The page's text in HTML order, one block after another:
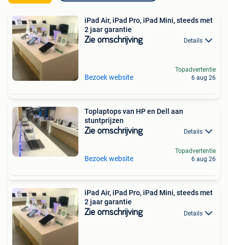
iPad Air, iPad Pro, iPad Mini, steeds met
2 jaar garantie
Zie omschrijving Details
Bezoek website
Topadvertentie
6 aug 26
Toplaptops van HP en Dell aan
stuntprijzen
Zie omschrijving Details
Bezoek website
Topadvertentie
6 aug 26
iPad Air, iPad Pro, iPad Mini, steeds met
2 jaar garantie
Zie omschrijving Details